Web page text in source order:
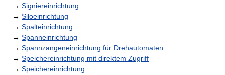
→ Signiereinrichtung
→ Siloeinrichtung
→ Spalteinrichtung
→ Spanneinrichtung
→ Spannzangeneinrichtung für Drehautomaten
→ Speichereinrichtung mit direktem Zugriff
→ Speichereinrichtung